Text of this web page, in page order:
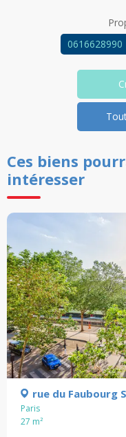
0616628990
Ces biens
intéresser
rue du Faubourg
Paris
27 m²